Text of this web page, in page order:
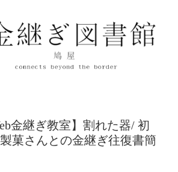
金継ぎ教室】割れた器/ 初
菓さんとの金継ぎ往復書簡